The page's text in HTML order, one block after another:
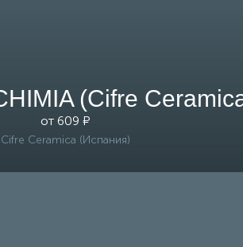
(Cifre
от 609 ₽
Cifre Ceramica (Испания)